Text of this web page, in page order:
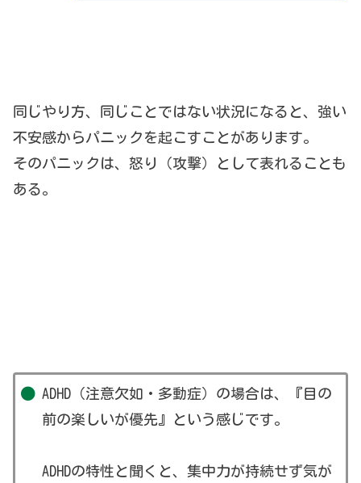
同じやり方、同じことではない状況になると、強い
不安感からパニックを起こすことがあります。
そのパニックは、怒り（攻撃）として表れることも
ある。
ADHD（注意欠如・多動症）の場合は、『目の
前の楽しいが優先』という感じです。
ADHDの特性と聞くと、集中力が持続せず気が